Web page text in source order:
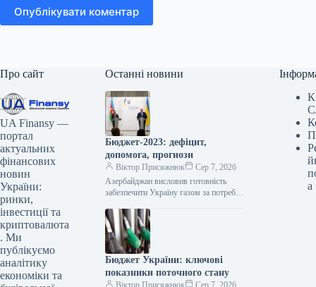
Опублікувати коментар
Про сайт
UA Finansy —
портал
актуальних
фінансових
новин
України:
ринки,
інвестиції та
криптовалюта
. Ми
публікуємо
аналітику
економіки та
Останні новини
Бюджет-2023: дефіцит,
допомога, прогнози
Віктор Присяжнюк
Сер 7, 2026
Азербайджан висловив готовність
забезпечити Україну газом за потреби
енергетичної безпеки, зокрема,
використовуючи українські підземні
сховища.…
Бюджет України: ключові
показники поточного стану
Віктор Присяжнюк Сер 7, 2026
а